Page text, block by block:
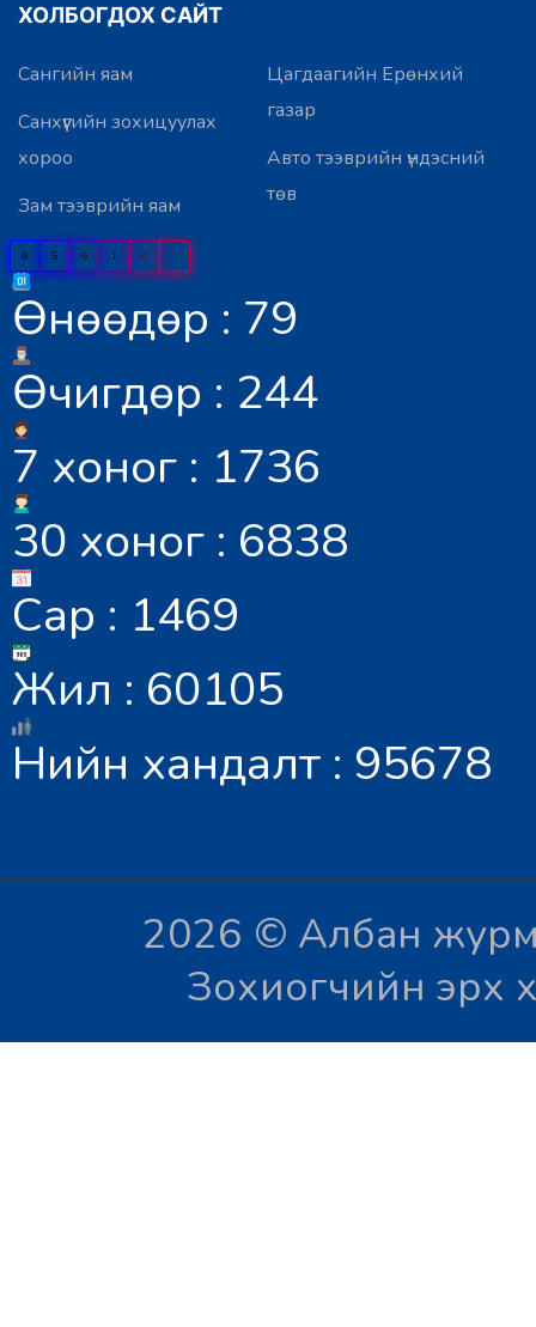
ХОЛБОГДОХ САЙТ
Сангийн яам
Санхүүгийн зохицуулах
хороо
Зам тээврийн яам
Цагдаагийн Ерөнхий
газар
Авто тээврийн үндэсний
төв
0 5 0 1 0 1
Өнөөдөр : 79
Өчигдөр : 244
7 хоног : 1736
30 хоног : 6838
Сар : 1469
Жил : 60105
Нийн хандалт : 95678
2026 © Албан
Зохиогчийн эрх